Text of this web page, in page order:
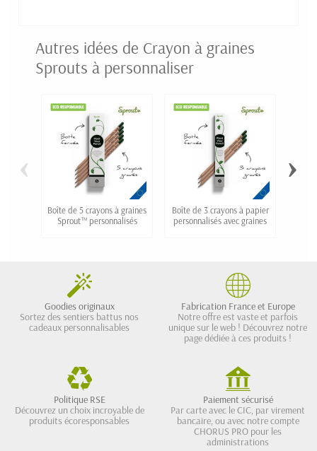
Autres idées de Crayon à graines
Sprouts à personnaliser
Boîte de 5 crayons à graines
Sprout™ personnalisés
Boîte de 3 crayons à papier
personnalisés avec graines
‹ ›
Goodies originaux
Sortez des sentiers battus nos
cadeaux personnalisables
Fabrication France et Europe
Notre offre est vaste et parfois
unique sur le web ! Découvrez notre
page dédiée à ces produits !
Politique RSE
Découvrez un choix incroyable de
produits écoresponsables
Paiement sécurisé
Par carte avec le CIC, par virement
bancaire, ou avec notre compte
CHORUS PRO pour les
administrations